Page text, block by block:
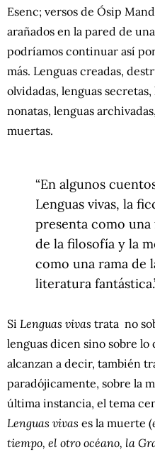
Esenc; versos de Ósip
arañados en la pared de
podríamos continuar así
más. Lenguas creadas,
olvidadas, lenguas secretas,
nonatas, lenguas
muertas.
“En algunos
Lenguas vivas, la
presenta como una
de la filosofía y la
como una rama de
literatura
Si Lenguas vivas trata no
lenguas dicen sino sobre lo
alcanzan a decir, también
paradójicamente, sobre la
última instancia, el tema
Lenguas vivas es la muerte (
tiempo, el otro océano, la